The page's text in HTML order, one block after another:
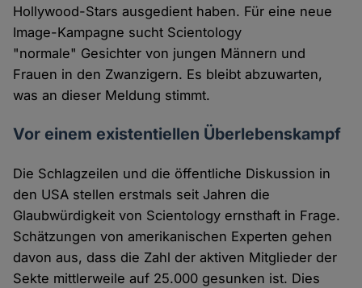
Hollywood-Stars ausgedient haben. Für eine neue
Image-Kampagne sucht Scientology
"normale" Gesichter von jungen Männern und
Frauen in den Zwanzigern. Es bleibt abzuwarten,
was an dieser Meldung stimmt.
Vor einem existentiellen Überlebenskampf
Die Schlagzeilen und die öffentliche Diskussion in
den USA stellen erstmals seit Jahren die
Glaubwürdigkeit von Scientology ernsthaft in Frage.
Schätzungen von amerikanischen Experten gehen
davon aus, dass die Zahl der aktiven Mitglieder der
Sekte mittlerweile auf 25.000 gesunken ist. Dies